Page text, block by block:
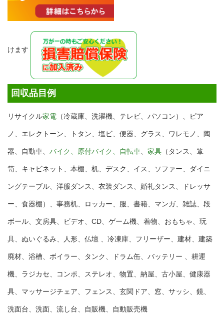
けます
回収品目例
リサイクル家電 （冷蔵庫、洗濯機、テレビ、パソコン）、ピア
ノ、エレクトーン、トタン、塩ビ、便器、グラス、ワレモノ、陶
器、自動車、 バイク、原付バイク、自転車、 家具 （タンス、箪
笥、キャビネット、本棚、机、デスク、イス、ソファー、ダイニ
ングテーブル、洋服ダンス、衣装ダンス、婚礼タンス、ドレッサ
ー、食器棚）、事務机、ロッカー、服、書籍、マンガ、雑誌、段
ボール、文房具、ビデオ、CD、ゲーム機、着物、おもちゃ、玩
具、ぬいぐるみ、人形、仏壇 、冷凍庫、フリーザー、建材、建築
廃材、浴槽、ボイラー、タンク、ドラム缶、バッテリー 、耕運
機、ラジカセ、コンポ、ステレオ、物置、納屋、古小屋、健康器
具、マッサージチェア、フェンス、玄関ドア、窓、サッシ、鏡、
洗面台、洗面、流し台、自販機、自動販売機